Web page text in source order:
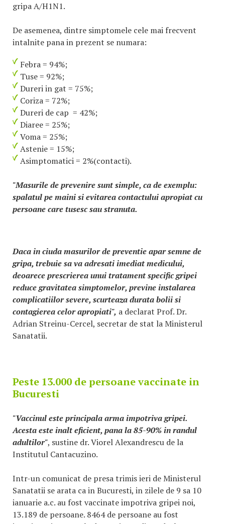
gripa A/H1N1.
De asemenea, dintre simptomele cele mai frecvent
intalnite pana in prezent se numara:
Febra = 94%;
Tuse = 92%;
Dureri in gat = 75%;
Coriza = 72%;
Dureri de cap = 42%;
Diaree = 25%;
Voma = 25%;
Astenie = 15%;
Asimptomatici = 2%(contacti).
"Masurile de prevenire sunt simple, ca de exemplu:
spalatul pe maini si evitarea contactului apropiat cu
persoane care tusesc sau stranuta.
Daca in ciuda masurilor de preventie apar semne de
gripa, trebuie sa va adresati imediat medicului,
deoarece prescrierea unui tratament specific gripei
reduce gravitatea simptomelor, previne instalarea
complicatiilor severe, scurteaza durata bolii si
contagierea celor apropiati", a declarat Prof. Dr.
Adrian Streinu-Cercel, secretar de stat la Ministerul
Sanatatii.
Peste 13.000 de persoane vaccinate in
Bucuresti
"Vaccinul este principala arma impotriva gripei.
Acesta este inalt eficient, pana la 85-90% in randul
adultilor", sustine dr. Viorel Alexandrescu de la
Institutul Cantacuzino.
Intr-un comunicat de presa trimis ieri de Ministerul
Sanatatii se arata ca in Bucuresti, in zilele de 9 sa 10
ianuarie a.c. au fost vaccinate impotriva gripei noi,
13.189 de persoane. 8464 de persoane au fost